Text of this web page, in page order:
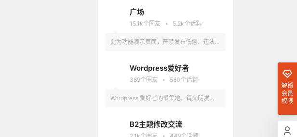
广场
15.1k个圈友 • 5.2k个话题
此为功能演示页面，严禁发布低俗、违法、
Wordpress爱好者
389个圈友 • 580个话题
Wordpress 爱好者的聚集地，请文明发
B2主题修改交流
解锁
会员
权限